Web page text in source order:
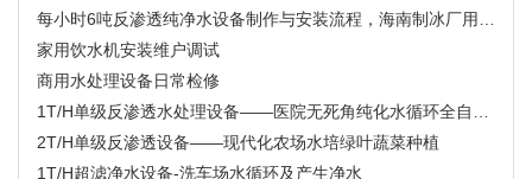
每小时6吨反渗透纯净水设备制作与安装流程，海南制冰厂用水设备
家用饮水机安装维户调试
商用水处理设备日常检修
1T/H单级反渗透水处理设备——医院无死角纯化水循环全自动系统
2T/H单级反渗透设备——现代化农场水培绿叶蔬菜种植
1T/H超滤净水设备-洗车场水循环及产生净水